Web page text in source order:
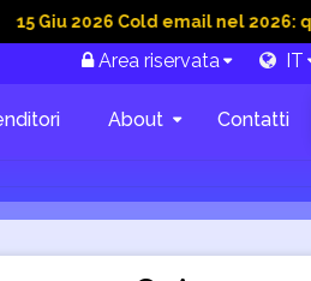
Cold email nel 2026: qual è il
Area riservata IT
About Contatti